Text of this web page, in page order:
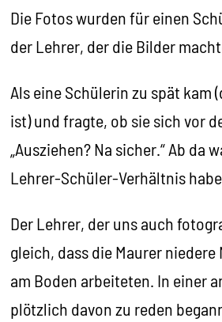
Die Fotos wurden für einen
der Lehrer, der die Bilder
Als eine Schülerin zu spät kam
ist) und fragte, ob sie sich vor
„Ausziehen? Na sicher.“ Ab
Lehrer-Schüler-Verhältnis
Der Lehrer, der uns auch
gleich, dass die Maurer
am Boden arbeiteten. In einer
plötzlich davon zu reden